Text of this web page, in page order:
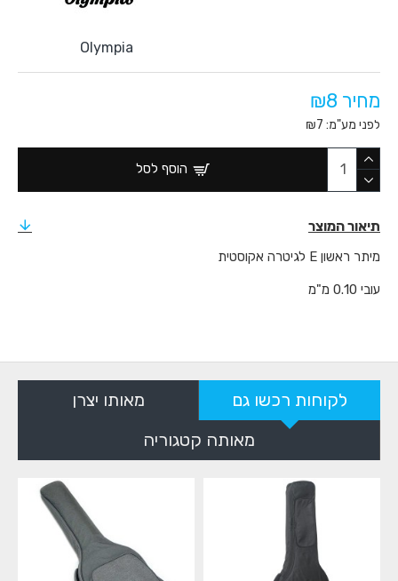
Olympia
מחיר ₪8
לפני מע"מ: ₪7
הוסף לסל
תיאור המוצר
מיתר ראשון E לגיטרה אקוסטית
עובי 0.10 מ"מ
לקוחות רכשו גם
מאותו יצרן
מאותה קטגוריה